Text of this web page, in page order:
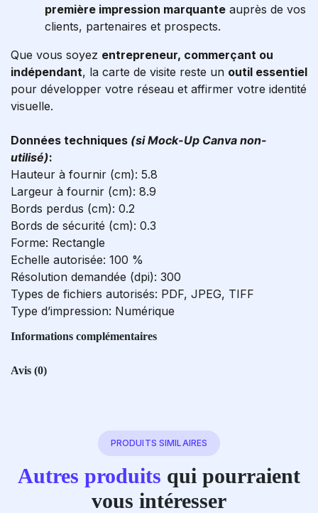
première impression marquante auprès de vos
clients, partenaires et prospects.
Que vous soyez entrepreneur, commerçant ou
indépendant, la carte de visite reste un outil essentiel
pour développer votre réseau et affirmer votre identité
visuelle.
Données techniques (si Mock-Up Canva non-
utilisé):
Hauteur à fournir (cm): 5.8
Largeur à fournir (cm): 8.9
Bords perdus (cm): 0.2
Bords de sécurité (cm): 0.3
Forme: Rectangle
Echelle autorisée: 100 %
Résolution demandée (dpi): 300
Types de fichiers autorisés: PDF, JPEG, TIFF
Type d’impression: Numérique
Informations complémentaires
Avis (0)
PRODUITS SIMILAIRES
Autres produits qui pourraient
vous intéresser